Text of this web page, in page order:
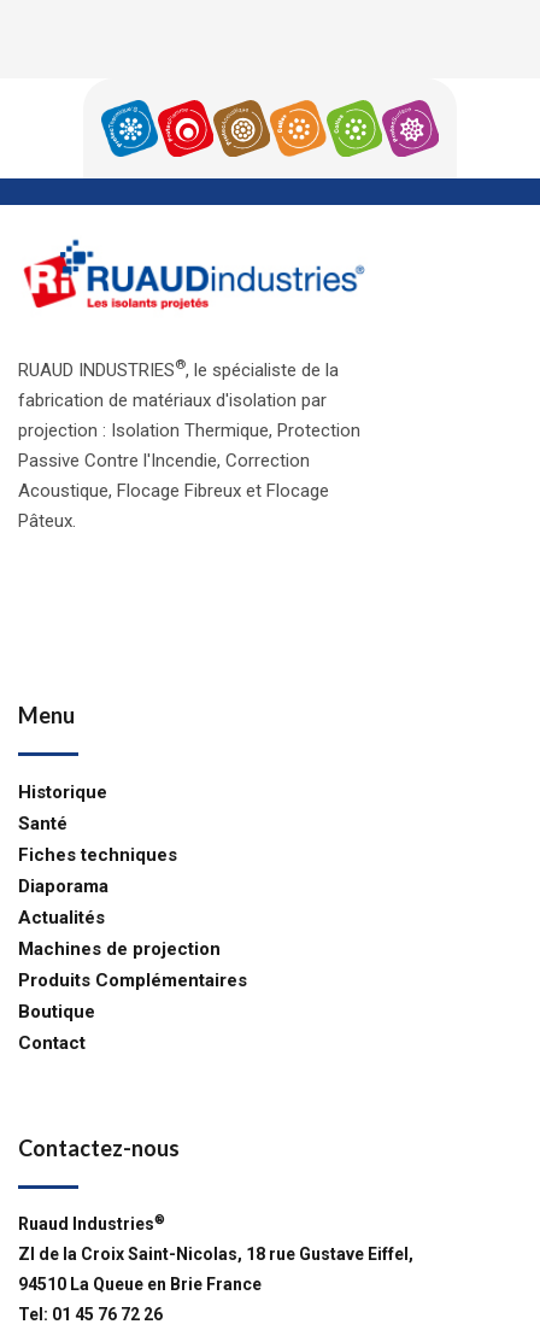
RUAUD INDUSTRIES®, le spécialiste de la
fabrication de matériaux d'isolation par
projection : Isolation Thermique, Protection
Passive Contre l'Incendie, Correction
Acoustique, Flocage Fibreux et Flocage
Pâteux.
Menu
Historique
Santé
Fiches techniques
Diaporama
Actualités
Machines de projection
Produits Complémentaires
Boutique
Contact
Contactez-nous
Ruaud Industries®
ZI de la Croix Saint-Nicolas, 18 rue Gustave Eiffel,
94510 La Queue en Brie France
Tel: 01 45 76 72 26